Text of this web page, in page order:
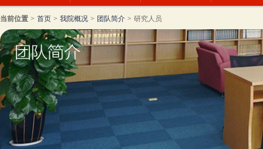
当前位置 > 首页 > 我院概况 > 团队简介 > 研究人员